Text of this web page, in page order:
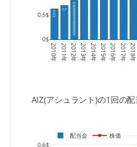
0.63
0.7 0.8099999999999999
2010年 2011年 2012年 2013年 2014年 2015年 2016年 2017年 2018年
0$
0.5$
0.6$
配当金 株価
AIZ(アシュラント)の1回の